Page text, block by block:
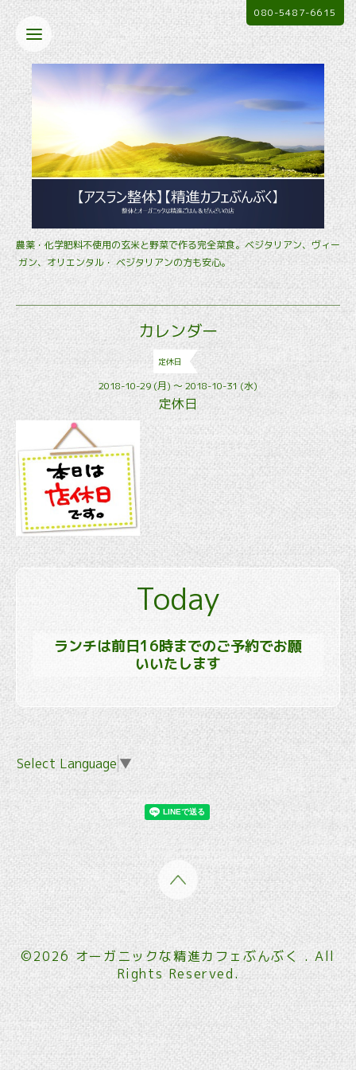
農薬・化学肥料不使用の玄米と野菜で作る完全菜食。ベジタリアン、ヴィー
ガン、オリエンタル・ ベジタリアンの方も安心。
080-5487-6615
カレンダー
定休日
2018-10-29 (月) ～ 2018-10-31 (水)
定休日
Today
ランチは前日16時までのご予約でお願
いいたします
Select Language ▼
©2026オーガニックな精進カフェぶんぶく . All
Rights Reserved.